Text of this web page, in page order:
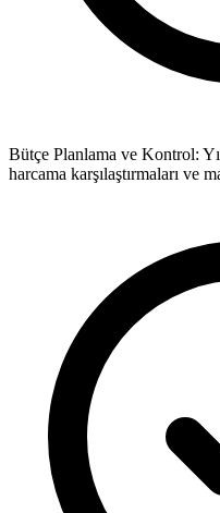
Bütçe Planlama ve Kontrol:
harcama karşılaştırmaları ve